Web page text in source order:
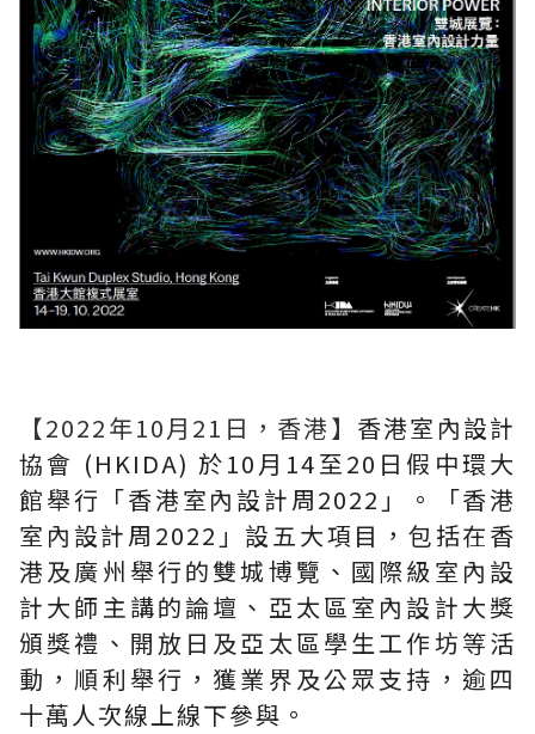
【2022年10月21日，香港】 香港室內設計
協會 (HKIDA) 於10月14至20日假中環大
館舉行「香港室內設計周2022」。「香港
室內設計周2022」設五大項目，包括在香
港及廣州舉行的雙城博覽、國際級室內設
計大師主講的論壇、亞太區室內設計大獎
頒獎禮、開放日及亞太區學生工作坊等活
動，順利舉行，獲業界及公眾支持，逾四
十萬人次線上線下參與。